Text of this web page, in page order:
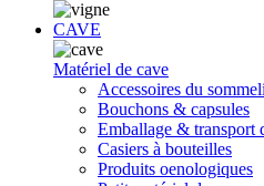
CAVE
Matériel de cave
Accessoires du
Bouchons & capsules
Emballage & transport
Casiers à bouteilles
Produits oenologiques